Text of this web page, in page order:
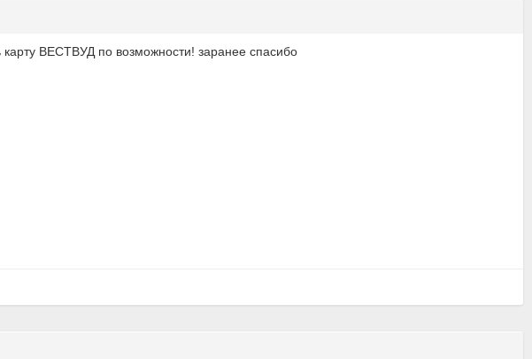
ВЕСТВУД по возможности! заранее спасибо